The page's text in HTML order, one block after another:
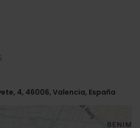
4, 46006, Valencia, España